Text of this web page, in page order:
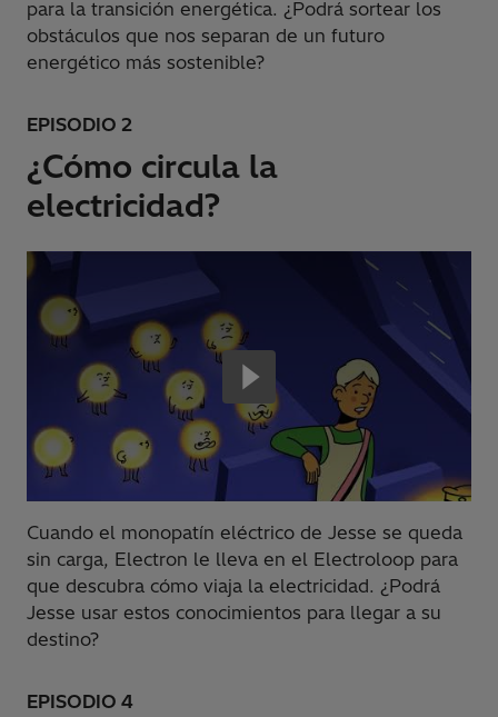
para la transición energética. ¿Podrá sortear los
obstáculos que nos separan de un futuro
energético más sostenible?
EPISODIO 2
¿Cómo circula la
electricidad?
Cuando el monopatín eléctrico de Jesse se queda
sin carga, Electron le lleva en el Electroloop para
que descubra cómo viaja la electricidad. ¿Podrá
Jesse usar estos conocimientos para llegar a su
destino?
EPISODIO 4